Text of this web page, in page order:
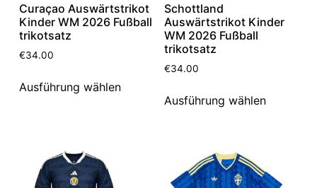
Curaçao Auswärtstrikot
Kinder WM 2026 Fußball
trikotsatz
€34.00
Ausführung wählen
Schottland
Auswärtstrikot Kinder
WM 2026 Fußball
trikotsatz
€34.00
Ausführung wählen